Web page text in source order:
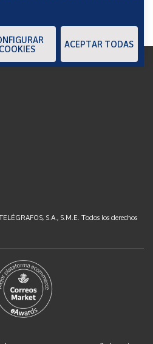
S.A., S.M.E. Todos los derechos
COOKIES
ACEPTAR TODAS